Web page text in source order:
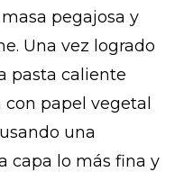
pegajosa y
Una vez logrado
pasta caliente
papel vegetal
una
capa lo más fina y